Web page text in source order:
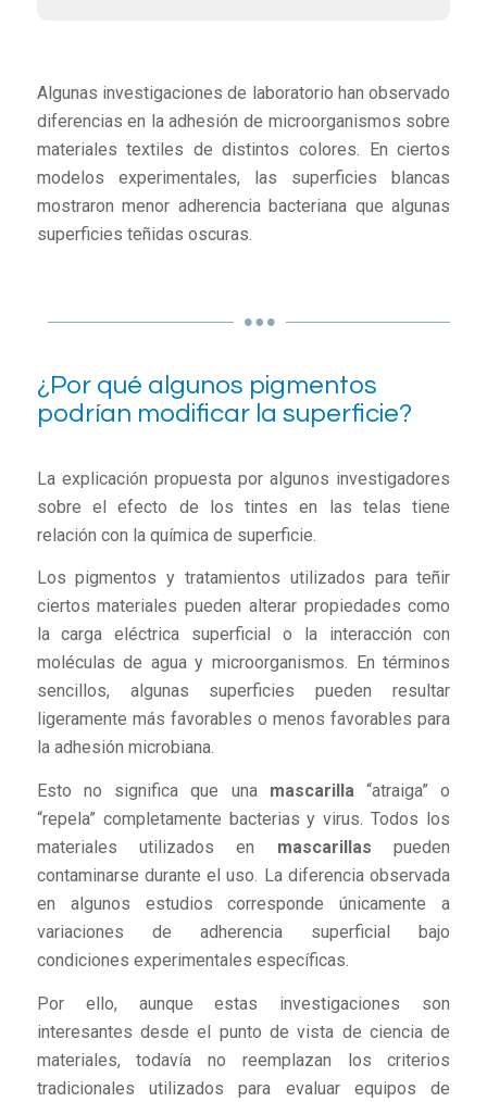
Algunas investigaciones de laboratorio han observado
diferencias en la adhesión de microorganismos sobre
materiales textiles de distintos colores. En ciertos
modelos experimentales, las superficies blancas
mostraron menor adherencia bacteriana que algunas
superficies teñidas oscuras.
¿Por qué algunos pigmentos
podrían modificar la superficie?
La explicación propuesta por algunos investigadores
sobre el efecto de los tintes en las telas tiene
relación con la química de superficie.
Los pigmentos y tratamientos utilizados para teñir
ciertos materiales pueden alterar propiedades como
la carga eléctrica superficial o la interacción con
moléculas de agua y microorganismos. En términos
sencillos, algunas superficies pueden resultar
ligeramente más favorables o menos favorables para
la adhesión microbiana.
Esto no significa que una mascarilla“atraiga” o
“repela” completamente bacterias y virus. Todos los
materiales utilizados en mascarillas pueden
contaminarse durante el uso. La diferencia observada
en algunos estudios corresponde únicamente a
variaciones de adherencia superficial bajo
condiciones experimentales específicas.
Por ello, aunque estas investigaciones son
interesantes desde el punto de vista de ciencia de
materiales, todavía no reemplazan los criterios
tradicionales utilizados para evaluar equipos de